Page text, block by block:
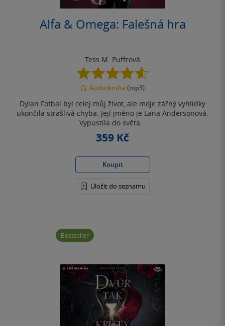
Alfa & Omega: Falešná hra
Tess M. Puffrová
4.6
z
5
Audiokniha (mp3)
Dylan:Fotbal byl celej můj život, ale moje zářný vyhlídky
ukončila strašlivá chyba. Její jméno je Lana Andersonová.
Vypustila do světa...
359 Kč
Koupit
Uložit do seznamu
Bestseller